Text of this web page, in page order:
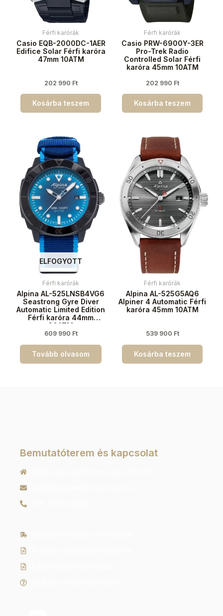
Férfi karórák
Casio EQB-2000DC-1AER
Edifice Solar Férfi karóra
47mm 10ATM
202 990 Ft
Kosárba teszem
Férfi karórák
Casio PRW-6900Y-3ER
Pro-Trek Radio
Controlled Solar Férfi
karóra 45mm 10ATM
202 990 Ft
Kosárba teszem
ELFOGYOTT
Férfi karórák
Alpina AL-525LNSB4VG6
Seastrong Gyre Diver
Automatic Limited Edition
Férfi karóra 44mm
30ATM
609 990 Ft
Tovább olvasom
Férfi karórák
Alpina AL-525G5AQ6
Alpiner 4 Automatic Férfi
karóra 45mm 10ATM
539 900 Ft
Kosárba teszem
Bemutatóterem és kapcsolat